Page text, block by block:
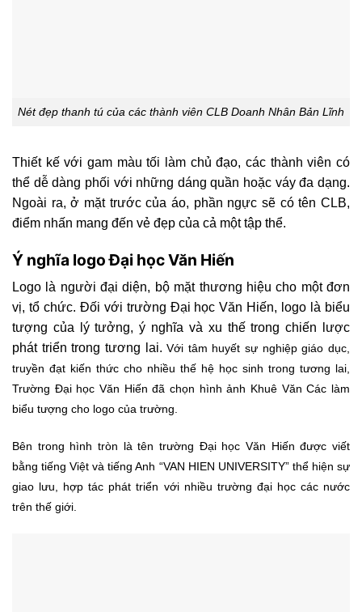
Nét đẹp thanh tú của các thành viên CLB Doanh Nhân Bản Lĩnh
Thiết kế với gam màu tối làm chủ đạo, các thành viên có
thể dễ dàng phối với những dáng quần hoặc váy đa dạng.
Ngoài ra, ở mặt trước của áo, phần ngực sẽ có tên CLB,
điểm nhấn mang đến vẻ đẹp của cả một tập thể.
Ý nghĩa logo Đại học Văn Hiến
Logo là người đại diện, bộ mặt thương hiệu cho một đơn
vị, tổ chức. Đối với trường Đại học Văn Hiến, logo là biểu
tượng của lý tưởng, ý nghĩa và xu thế trong chiến lược
phát triển trong tương lai.Với tâm huyết sự nghiệp giáo dục,
truyền đạt kiến thức cho nhiều thế hệ học sinh trong tương lai,
Trường Đại học Văn Hiến đã chọn hình ảnh Khuê Văn Các làm
biểu tượng cho logo của trường.
Bên trong hình tròn là tên trường Đại học Văn Hiến được viết
bằng tiếng Việt và tiếng Anh “VAN HIEN UNIVERSITY” thể hiện sự
giao lưu, hợp tác phát triển với nhiều trường đại học các nước
trên thế giới.